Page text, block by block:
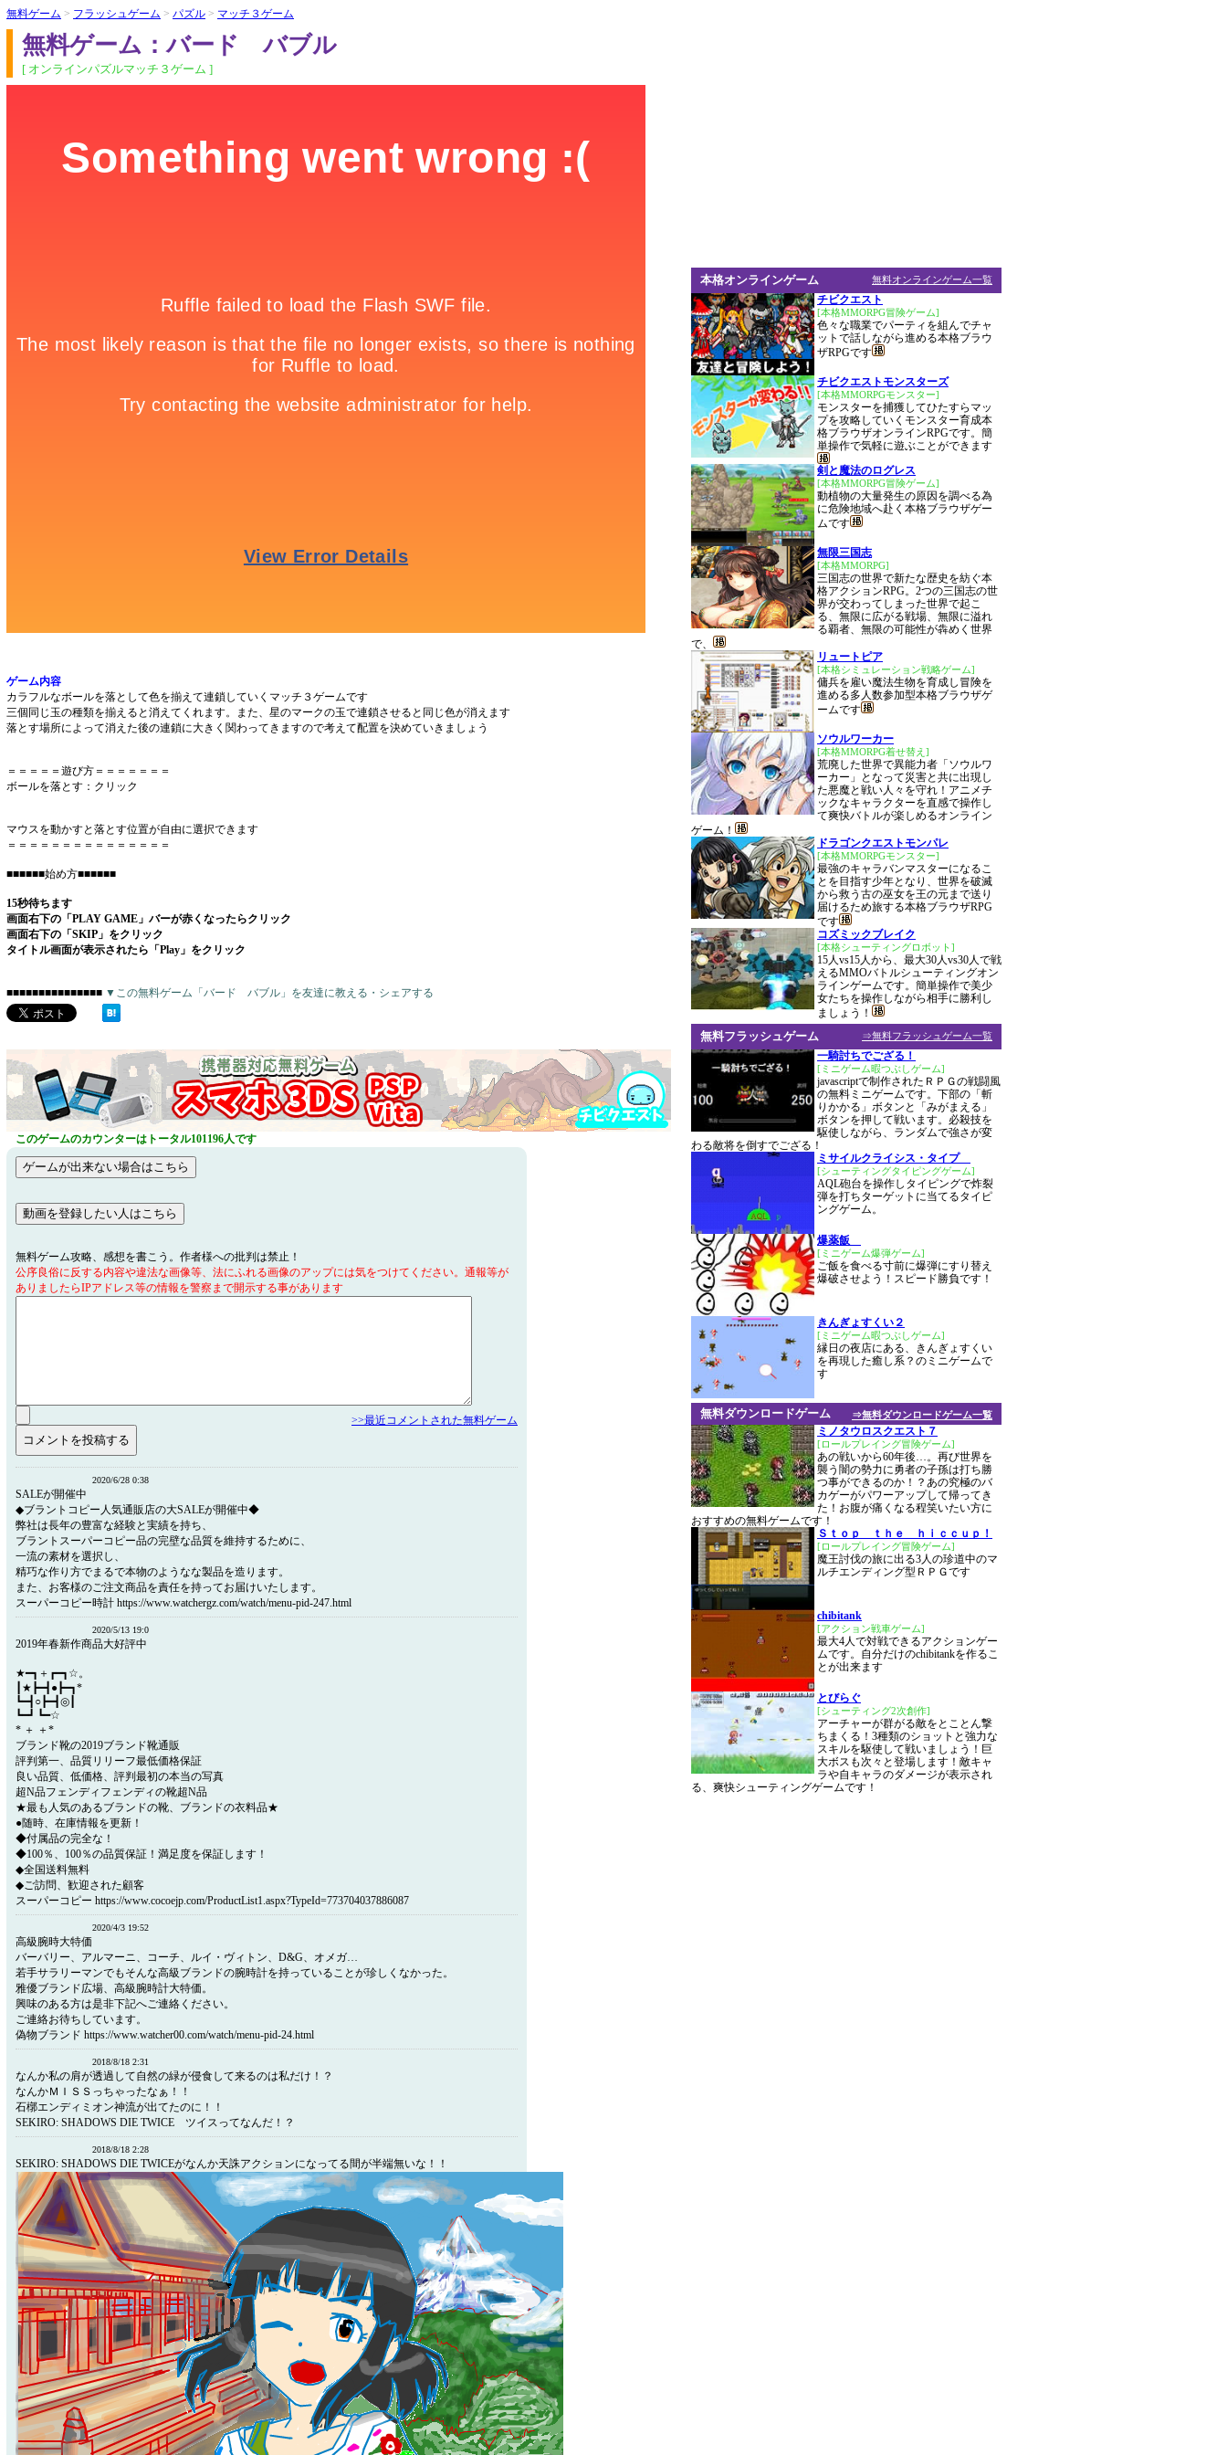
無料ゲーム > フラッシュゲーム > パズル > マッチ３ゲーム
無料ゲーム：バード バブル
[ オンラインパズルマッチ３ゲーム ]
ゲーム内容
カラフルなボールを落として色を揃えて連鎖していくマッチ３ゲームです
三個同じ玉の種類を揃えると消えてくれます。また、星のマークの玉で連鎖させると同じ色が消えます
落とす場所によって消えた後の連鎖に大きく関わってきますので考えて配置を決めていきましょう
＝＝＝＝＝遊び方＝＝＝＝＝＝＝
ボールを落とす：クリック
マウスを動かすと落とす位置が自由に選択できます
＝＝＝＝＝＝＝＝＝＝＝＝＝＝＝
■■■■■■始め方■■■■■■
15秒待ちます
画面右下の「PLAY GAME」バーが赤くなったらクリック
画面右下の「SKIP」をクリック
タイトル画面が表示されたら「Play」をクリック
■■■■■■■■■■■■■■■ ▼この無料ゲーム「バード バブル」を友達に教える・シェアする
このゲームのカウンターはトータル101196人です
無料ゲーム攻略、感想を書こう。作者様への批判は禁止！
公序良俗に反する内容や違法な画像等、法にふれる画像のアップには気をつけてください。通報等が
ありましたらIPアドレス等の情報を警察まで開示する事があります
>>最近コメントされた無料ゲーム
2020/6/28 0:38
SALEが開催中
◆ブラントコピー人気通販店の大SALEが開催中◆
弊社は長年の豊富な経験と実績を持ち、
ブラントスーパーコピー品の完壁な品質を維持するために、
一流の素材を選択し、
精巧な作り方でまるで本物のようなな製品を造ります。
また、お客様のご注文商品を責任を持ってお届けいたします。
スーパーコピー時計 https://www.watchergz.com/watch/menu-pid-247.html
2020/5/13 19:0
2019年春新作商品大好評中
★━┓＋┏━┓☆。
┃★┣━┫●┣━┓*
┗━┫○┣━┫◎┃
┗━┛ ┗━☆
* ＋ ＋*
ブランド靴の2019ブランド靴通販
評判第一、品質リリーフ最低価格保証
良い品質、低価格、評判最初の本当の写真
超N品フェンディフェンディの靴超N品
★最も人気のあるブランドの靴、ブランドの衣料品★
●随時、在庫情報を更新！
◆付属品の完全な！
◆100％、100％の品質保証！満足度を保証します！
◆全国送料無料
◆ご訪問、歓迎された顧客
スーパーコピー https://www.cocoejp.com/ProductList1.aspx?TypeId=773704037886087
2020/4/3 19:52
高級腕時大特価
バーバリー、アルマーニ、コーチ、ルイ・ヴィトン、D&G、オメガ…
若手サラリーマンでもそんな高級ブランドの腕時計を持っていることが珍しくなかった。
雅優ブランド広場、高級腕時計大特価。
興味のある方は是非下記へご連絡ください。
ご連絡お待ちしています。
偽物ブランド https://www.watcher00.com/watch/menu-pid-24.html
2018/8/18 2:31
なんか私の肩が透過して自然の緑が侵食して来るのは私だけ！？
なんかＭＩＳＳっちゃったなぁ！！
石槨エンディミオン神流が出てたのに！！
SEKIRO: SHADOWS DIE TWICE ツイスってなんだ！？
2018/8/18 2:28
SEKIRO: SHADOWS DIE TWICEがなんか天誅アクションになってる間が半端無いな！！
無料オンラインゲーム一覧
本格オンラインゲーム
チビクエスト
[本格MMORPG冒険ゲーム]
色々な職業でパーティを組んでチャ
ットで話しながら進める本格ブラウ
ザRPGです
チビクエストモンスターズ
[本格MMORPGモンスター]
モンスターを捕獲してひたすらマッ
プを攻略していくモンスター育成本
格ブラウザオンラインRPGです。簡
単操作で気軽に遊ぶことができます
剣と魔法のログレス
[本格MMORPG冒険ゲーム]
動植物の大量発生の原因を調べる為
に危険地域へ赴く本格ブラウザゲー
ムです
無限三国志
[本格MMORPG]
三国志の世界で新たな歴史を紡ぐ本
格アクションRPG。2つの三国志の世
界が交わってしまった世界で起こ
る、無限に広がる戦場、無限に溢れ
る覇者、無限の可能性が犇めく世界
で、
リュートピア
[本格シミュレーション戦略ゲーム]
傭兵を雇い魔法生物を育成し冒険を
進める多人数参加型本格ブラウザゲ
ームです
ソウルワーカー
[本格MMORPG着せ替え]
荒廃した世界で異能力者「ソウルワ
ーカー」となって災害と共に出現し
た悪魔と戦い人々を守れ！アニメチ
ックなキャラクターを直感で操作し
て爽快バトルが楽しめるオンライン
ゲーム！
ドラゴンクエストモンパレ
[本格MMORPGモンスター]
最強のキャラバンマスターになるこ
とを目指す少年となり、世界を破滅
から救う古の巫女を王の元まで送り
届けるため旅する本格ブラウザRPG
です
コズミックブレイク
[本格シューティングロボット]
15人vs15人から、最大30人vs30人で戦
えるMMOバトルシューティングオン
ラインゲームです。簡単操作で美少
女たちを操作しながら相手に勝利し
ましょう！
⇒無料フラッシュゲーム一覧
無料フラッシュゲーム
一騎討ちでござる！
[ミニゲーム暇つぶしゲーム]
javascriptで制作されたＲＰＧの戦闘風
の無料ミニゲームです。下部の「斬
りかかる」ボタンと「みがまえる」
ボタンを押して戦います。必殺技を
駆使しながら、ランダムで強さが変
わる敵将を倒すでござる！
ミサイルクライシス・タイプ
[シューティングタイピングゲーム]
AQL砲台を操作しタイピングで炸裂
弾を打ちターゲットに当てるタイピ
ングゲーム。
爆薬飯
[ミニゲーム爆弾ゲーム]
ご飯を食べる寸前に爆弾にすり替え
爆破させよう！スピード勝負です！
きんぎょすくい２
[ミニゲーム暇つぶしゲーム]
縁日の夜店にある、きんぎょすくい
を再現した癒し系？のミニゲームで
す
⇒無料ダウンロードゲーム一覧
無料ダウンロードゲーム
ミノタウロスクエスト７
[ロールプレイング冒険ゲーム]
あの戦いから60年後…。再び世界を
襲う闇の勢力に勇者の子孫は打ち勝
つ事ができるのか！？あの究極のバ
カゲーがパワーアップして帰ってき
た！お腹が痛くなる程笑いたい方に
おすすめの無料ゲームです！
Ｓｔｏｐ ｔｈｅ ｈｉｃｃｕｐ！
[ロールプレイング冒険ゲーム]
魔王討伐の旅に出る3人の珍道中のマ
ルチエンディング型ＲＰＧです
chibitank
[アクション戦車ゲーム]
最大4人で対戦できるアクションゲー
ムです。自分だけのchibitankを作るこ
とが出来ます
とびらぐ
[シューティング2次創作]
アーチャーが群がる敵をとことん撃
ちまくる！3種類のショットと強力な
スキルを駆使して戦いましょう！巨
大ボスも次々と登場します！敵キャ
ラや自キャラのダメージが表示され
る、爽快シューティングゲームです！